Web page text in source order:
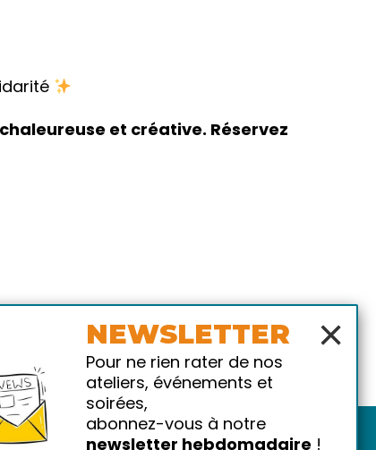
et créative. Réservez
×
NEWSLETTER
Pour ne rien rater de nos
ateliers, événements et
soirées,
abonnez-vous à notre
newsletter hebdomadaire !